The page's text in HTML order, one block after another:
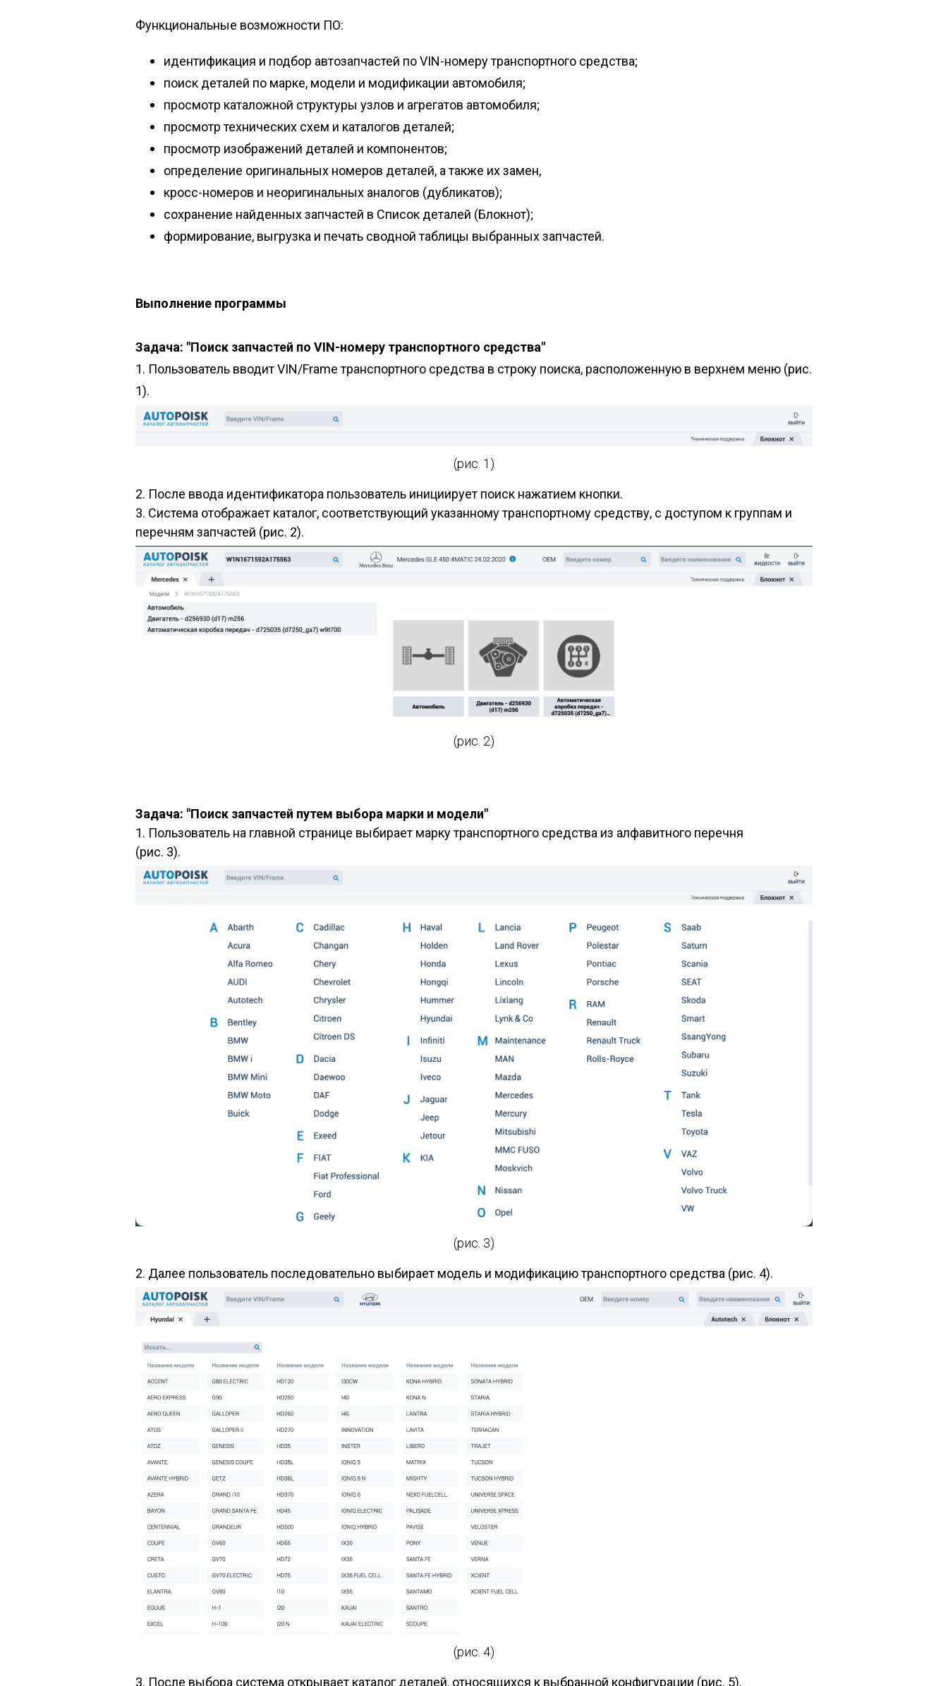
Функциональные возможности ПО:
идентификация и подбор автозапчастей по VIN-номеру транспортного средства;
поиск деталей по марке, модели и модификации автомобиля;
просмотр каталожной структуры узлов и агрегатов автомобиля;
просмотр технических схем и каталогов деталей;
просмотр изображений деталей и компонентов;
определение оригинальных номеров деталей, а также их замен,
кросс-номеров и неоригинальных аналогов (дубликатов);
сохранение найденных запчастей в Список деталей (Блокнот);
формирование, выгрузка и печать сводной таблицы выбранных запчастей.
Выполнение программы
Задача: "Поиск запчастей по VIN-номеру транспортного средства"
1. Пользователь вводит VIN/Frame транспортного средства в строку поиска, расположенную в верхнем меню (рис.
1).
(рис. 1)
2. После ввода идентификатора пользователь инициирует поиск нажатием кнопки.
3. Система отображает каталог, соответствующий указанному транспортному средству, с доступом к группам и
перечням запчастей (рис. 2).
(рис. 2)
Задача: "Поиск запчастей путем выбора марки и модели"
1. Пользователь на главной странице выбирает марку транспортного средства из алфавитного перечня
(рис. 3).
(рис. 3)
2. Далее пользователь последовательно выбирает модель и модификацию транспортного средства (рис. 4).
(рис. 4)
3. После выбора система открывает каталог деталей, относящихся к выбранной конфигурации (рис. 5).